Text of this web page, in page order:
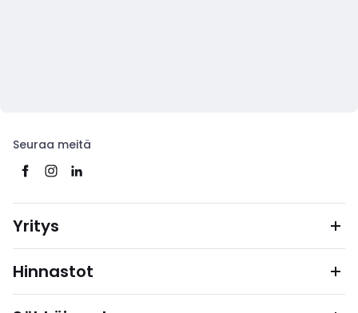
Seuraa meitä
Yritys
Hinnastot